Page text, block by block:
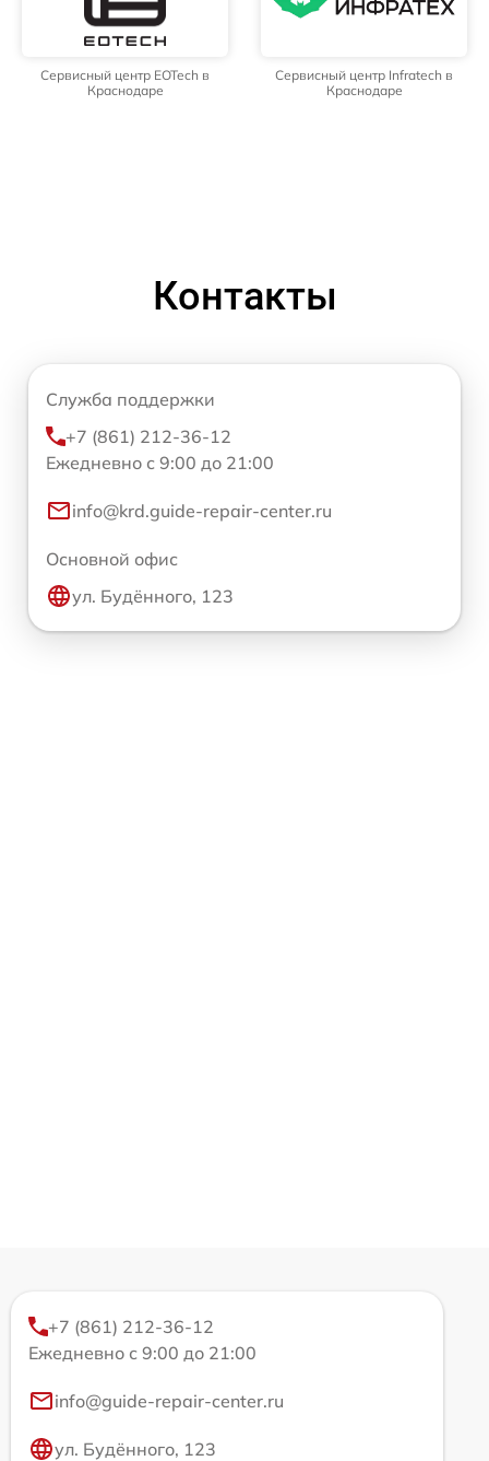
Сервисный центр EOTech в
Краснодаре
Сервисный центр Infratech в
Краснодаре
Контакты
Служба поддержки
+7 (861) 212-36-12
Ежедневно с 9:00 до 21:00
info@krd.guide-repair-center.ru
Основной офис
ул. Будённого, 123
+7 (861) 212-36-12
Ежедневно с 9:00 до 21:00
info@guide-repair-center.ru
ул. Будённого, 123